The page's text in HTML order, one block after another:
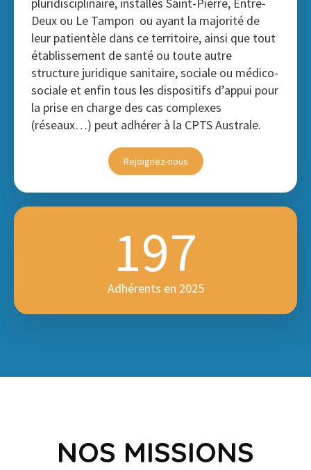
Deux ou Le Tampon ou ayant la majorité de
leur patientèle dans ce territoire, ainsi que tout
établissement de santé ou toute autre
structure juridique sanitaire, sociale ou médico-
sociale et enfin tous les dispositifs d’appui pour
la prise en charge des cas complexes
(réseaux…) peut adhérer à la CPTS Australe.
Rejoignez-nous
197
Adhérents en 2025
NOS MISSIONS